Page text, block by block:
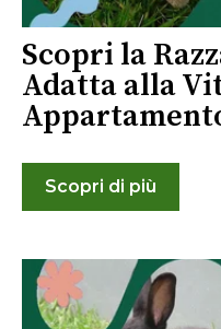
Scopri la
Adatta alla
Scopri di più